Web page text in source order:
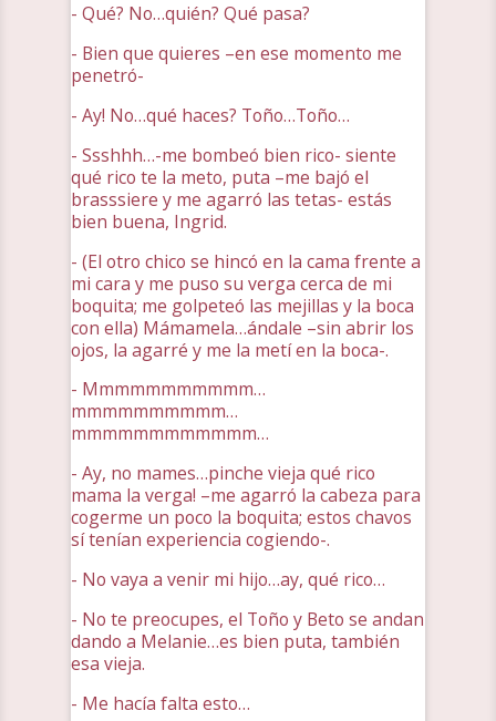
- Qué? No…quién? Qué pasa?
- Bien que quieres –en ese momento me
penetró-
- Ay! No…qué haces? Toño…Toño…
- Ssshhh…-me bombeó bien rico- siente
qué rico te la meto, puta –me bajó el
brasssiere y me agarró las tetas- estás
bien buena, Ingrid.
- (El otro chico se hincó en la cama frente a
mi cara y me puso su verga cerca de mi
boquita; me golpeteó las mejillas y la boca
con ella) Mámamela…ándale –sin abrir los
ojos, la agarré y me la metí en la boca-.
- Mmmmmmmmmmm…
mmmmmmmmmm…
mmmmmmmmmmmm…
- Ay, no mames…pinche vieja qué rico
mama la verga! –me agarró la cabeza para
cogerme un poco la boquita; estos chavos
sí tenían experiencia cogiendo-.
- No vaya a venir mi hijo…ay, qué rico…
- No te preocupes, el Toño y Beto se andan
dando a Melanie…es bien puta, también
esa vieja.
- Me hacía falta esto…